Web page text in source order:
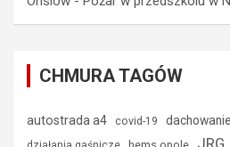
CHMURA TAGÓW
autostrada a4 covid-19 dachowanie
JRG